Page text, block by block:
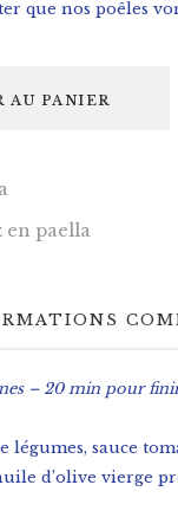
que nos poêles
AU PANIER
en paella
– 20 min pour
légumes, sauce
d’olive vierge